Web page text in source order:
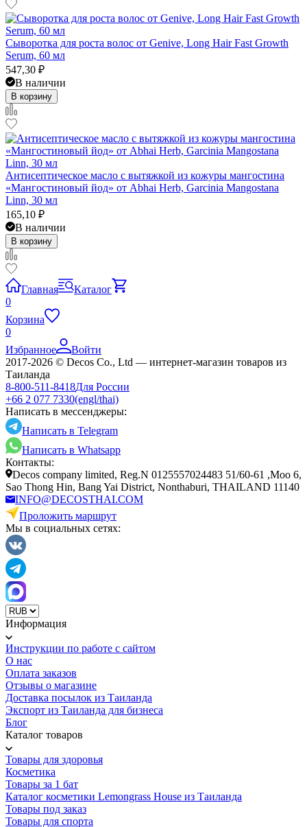
Сыворотка для роста волос от Genive, Long Hair Fast Growth
Serum, 60 мл
547,30 ₽
В наличии
В корзину
Антисептическое масло с вытяжкой из кожуры мангостина
«Мангостиновый йод» от Abhai Herb, Garcinia Mangostana
Linn, 30 мл
165,10 ₽
В наличии
В корзину
Главная
Каталог
0
Корзина
0
Избранное
Войти
2017-2026 © Decos Co., Ltd — интернет-магазин товаров из
Таиланда
8-800-511-8418Для России
+66 2 077 7330(engl/thai)
Написать в мессенджеры:
Написать в Telegram
Написать в Whatsapp
Контакты:
Decos company limited, Reg.N 0125557024483 51/60-61 ,Moo 6,
Sao Thong Hin, Bang Yai District, Nonthaburi, THAILAND 11140
INFO@DECOSTHAI.COM
Проложить маршрут
Мы в социальных сетях:
Информация
Инструкции по работе с сайтом
О нас
Оплата заказов
Отзывы о магазине
Доставка посылок из Таиланда
Экспорт из Таиланда для бизнеса
Блог
Каталог товаров
Товары для здоровья
Косметика
Товары за 1 бат
Каталог косметики Lemongrass House из Таиланда
Товары под заказ
Товары для спорта